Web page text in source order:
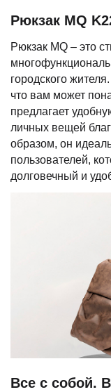
Рюкзак MQ
Рюкзак MQ – это
городского
что вам может
предлагает
личных вещей
образом, он
пользователей,
долговечный и
Все с собой.